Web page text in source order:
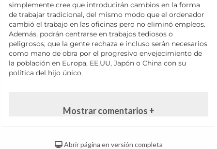
simplemente cree que introducirán cambios en la forma
de trabajar tradicional, del mismo modo que el ordenador
cambió el trabajo en las oficinas pero no eliminó empleos.
Además, podrán centrarse en trabajos tediosos o
peligrosos, que la gente rechaza e incluso serán necesarios
como mano de obra por el progresivo envejecimiento de
la población en Europa, EE.UU, Japón o China con su
política del hijo único.
Mostrar comentarios +
Abrir página en versión completa